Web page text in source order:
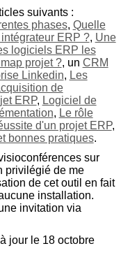
suivants :
phases, Quelle
ERP ?, Une
logiciels ERP les
projet ?, un CRM
Linkedin, Les
de
ERP, Logiciel de
, Le rôle
d'un projet ERP,
bonnes pratiques.
sur
privilégié de me
de cet outil en fait
installation.
invitation via
jour le 18 octobre